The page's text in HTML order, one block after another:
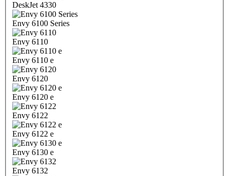
DeskJet 4330
Envy 6100 Series
Envy 6110
Envy 6110 e
Envy 6120
Envy 6120 e
Envy 6122
Envy 6122 e
Envy 6130 e
Envy 6132